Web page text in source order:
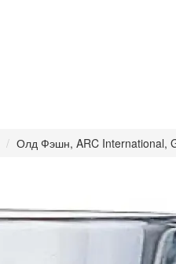
Олд Фэшн, ARC International,